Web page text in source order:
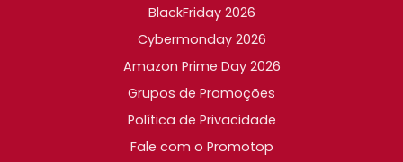
BlackFriday 2026
Cybermonday 2026
Amazon Prime Day 2026
Grupos de Promoções
Política de Privacidade
Fale com o Promotop